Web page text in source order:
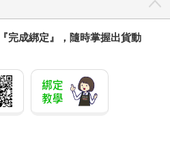
完成綁定』，隨時掌握出貨動